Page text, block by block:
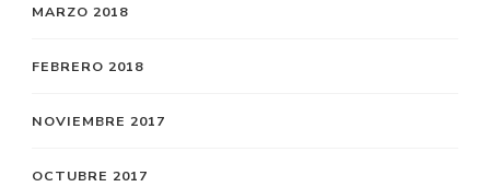
MARZO 2018
FEBRERO 2018
NOVIEMBRE 2017
OCTUBRE 2017